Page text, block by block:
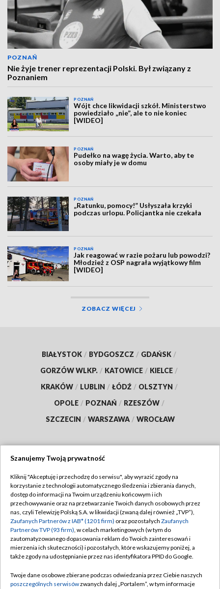
POZNAŃ
Nie żyje trener reprezentacji Polski. Był związany z
Poznaniem
POZNAŃ
Wójt chce likwidacji szkół. Ministerstwo
powiedziało „nie”, ale to nie koniec
[WIDEO]
POZNAŃ
Pudełko na wagę życia. Warto, aby te
osoby miały je w domu
POZNAŃ
„Ratunku, pomocy!” Usłyszała krzyki
podczas urlopu. Policjantka nie czekała
POZNAŃ
Jak reagować w razie pożaru lub powodzi?
Młodzież z OSP nagrała wyjątkowy film
[WIDEO]
ZOBACZ WIĘCEJ
BIAŁYSTOK / BYDGOSZCZ / GDAŃSK /
GORZÓW WLKP. / KATOWICE / KIELCE /
KRAKÓW / LUBLIN / ŁÓDŹ / OLSZTYN /
OPOLE / POZNAŃ / RZESZÓW /
SZCZECIN / WARSZAWA / WROCŁAW
TVP
Abonament TVP
Emisja w TVP
Centrum informacji TVP
Naziemna Telewizja Cyfrowa
Rada Programowa
Regulamin TVP
Polityka prywatności
Moje zgody
Pomoc
Kontakt
Szanujemy Twoją prywatność
Kliknij "Akceptuję i przechodzę do serwisu", aby wyrazić zgody na
korzystanie z technologii automatycznego śledzenia i zbierania danych,
dostęp do informacji na Twoim urządzeniu końcowym i ich
przechowywanie oraz na przetwarzanie Twoich danych osobowych przez
nas, czyli Telewizję Polską S.A. w likwidacji (zwaną dalej również „TVP”),
Zaufanych Partnerów z IAB* (1201 firm) oraz pozostałych Zaufanych
Partnerów TVP (93 firm), w celach marketingowych (w tym do
zautomatyzowanego dopasowania reklam do Twoich zainteresowań i
mierzenia ich skuteczności) i pozostałych, które wskazujemy poniżej, a
także zgody na udostępnianie przez nas identyfikatora PPID do Google.
Twoje dane osobowe zbierane podczas odwiedzania przez Ciebie naszych
poszczególnych serwisówzwanych dalej „Portalem”, w tym informacje